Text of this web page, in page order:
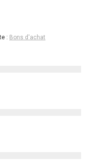
: Bons d'achat